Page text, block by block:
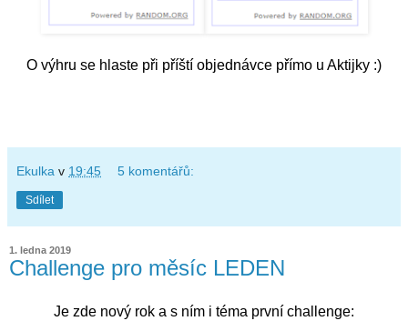
O výhru se hlaste při příští objednávce přímo u Aktijky :)
Ekulka v 19:45 5 komentářů:
Sdílet
1. ledna 2019
Challenge pro měsíc LEDEN
Je zde nový rok a s ním i téma první challenge: